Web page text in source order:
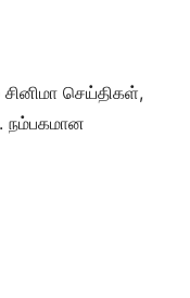
செய்திகள்,
நம்பகமான